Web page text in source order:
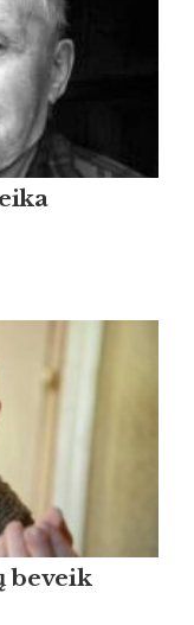
beveik